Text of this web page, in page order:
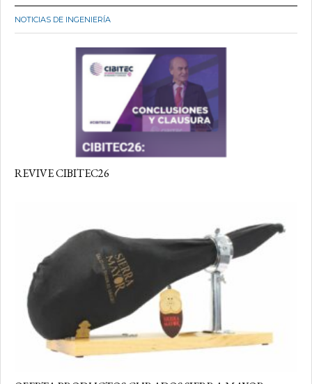
NOTICIAS DE INGENIERÍA
REVIVE CIBITEC26